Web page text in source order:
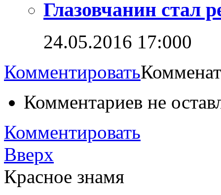
Глазовчанин стал
24.05.2016 17:000
Комментировать
Комментариев не
Комментировать
Вверх
Красное знамя